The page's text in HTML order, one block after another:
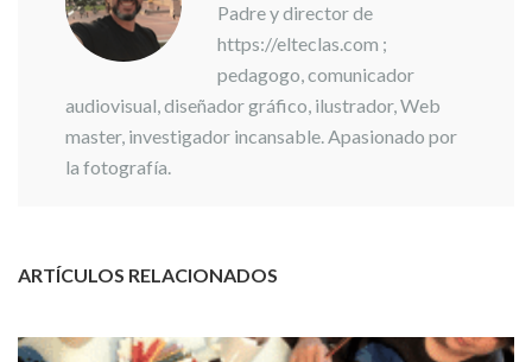
Padre y director de
https://elteclas.com ;
pedagogo, comunicador
audiovisual, diseñador gráfico, ilustrador, Web
master, investigador incansable. Apasionado por
la fotografía.
ARTÍCULOS RELACIONADOS